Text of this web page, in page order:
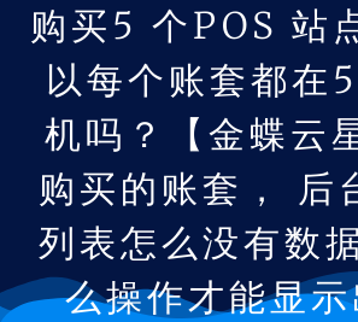
购买5 个POS 站
以每个账套都在
机吗？【金蝶云
购买的账套， 后
列表怎么没有数
么操作才能显